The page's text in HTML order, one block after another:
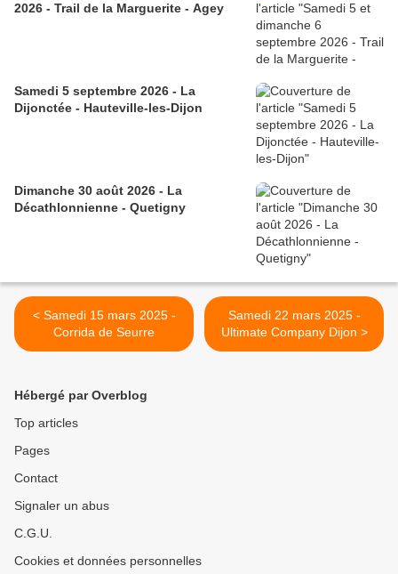
2026 - Trail de la Marguerite - Agey
Samedi 5 septembre 2026 - La
Dijonctée - Hauteville-les-Dijon
Dimanche 30 août 2026 - La
Décathlonnienne - Quetigny
< Samedi 15 mars 2025 -
Corrida de Seurre
Samedi 22 mars 2025 -
Ultimate Company Dijon >
Hébergé par Overblog
Top articles
Pages
Contact
Signaler un abus
C.G.U.
Cookies et données personnelles